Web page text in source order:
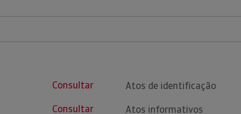
Consultar
Consultar
Atos de identificação
Atos informativos